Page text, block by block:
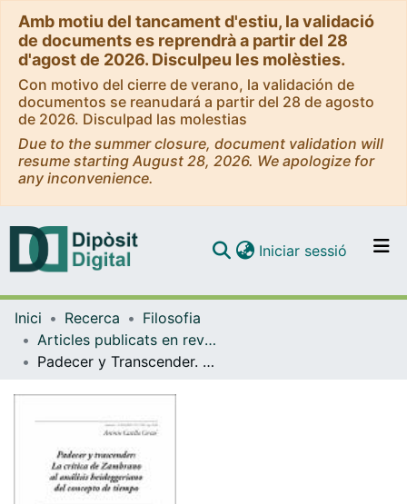
Amb motiu del tancament d'estiu, la validació
de documents es reprendrà a partir del 28
d'agost de 2026. Disculpeu les molèsties.
Con motivo del cierre de verano, la validación de
documentos se reanudará a partir del 28 de agosto
de 2026. Disculpad las molestias
Due to the summer closure, document validation will
resume starting August 28, 2026. We apologize for
any inconvenience.
Navega per tot el DD
Iniciar sessió (current)
Inici Recerca
Filosofia
Articles publicats en revistes (Filosofia)
Padecer y Transcender. La crítica de Zambrano al análisis heideggeriano del concepto de tiempo